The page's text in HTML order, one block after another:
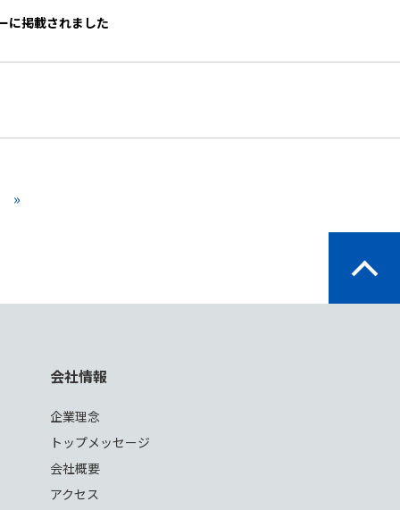
に掲載されました
»
会社情報
企業理念
トップメッセージ
会社概要
アクセス